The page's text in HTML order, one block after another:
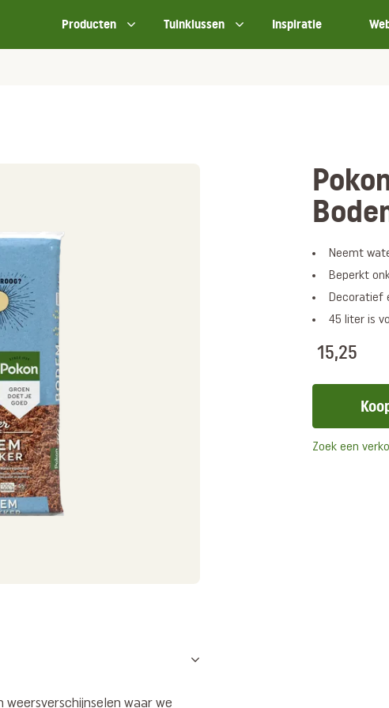
Producten Tuinklussen Inspiratie
weersverschijnselen waar we
Neemt
Beperkt
Decoratief
45 liter is
15,25
Zoek een